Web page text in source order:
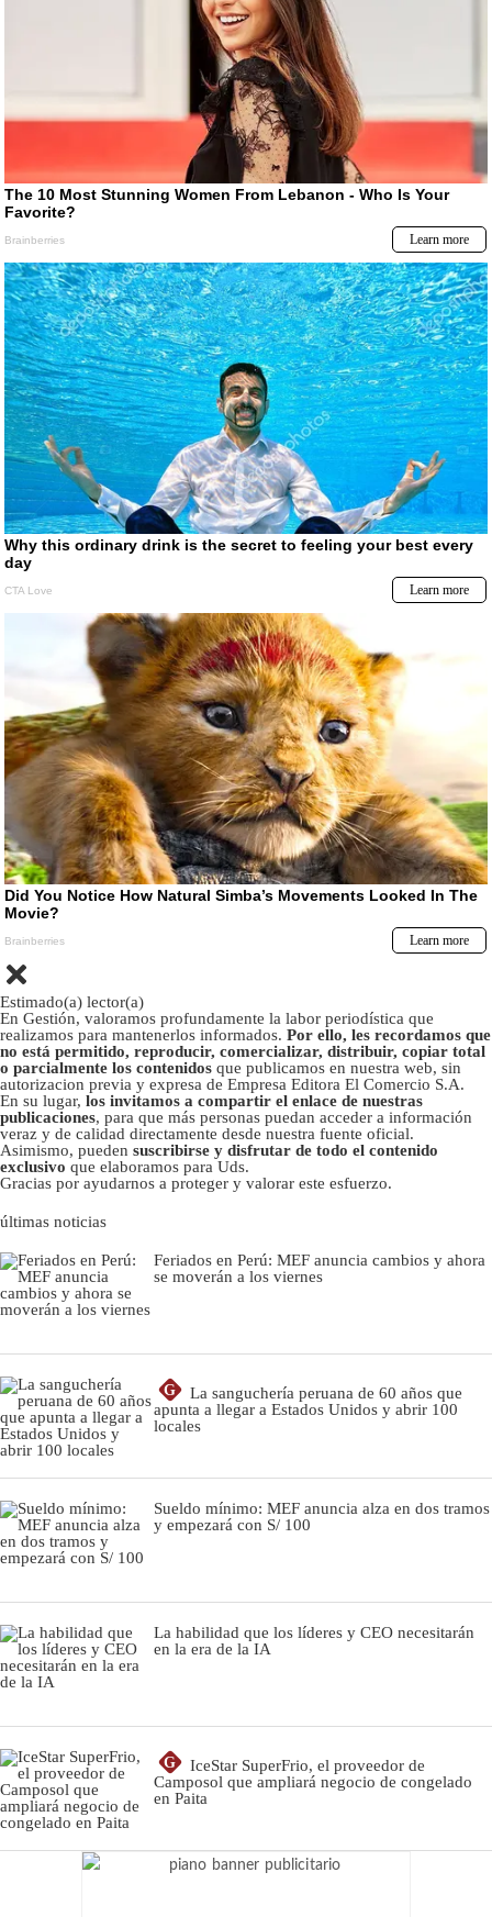
Estimado(a) lector(a)
En Gestión, valoramos profundamente la labor periodística que
realizamos para mantenerlos informados. Por ello, les recordamos que
no está permitido, reproducir, comercializar, distribuir, copiar total
o parcialmente los contenidos que publicamos en nuestra web, sin
autorizacion previa y expresa de Empresa Editora El Comercio S.A.
En su lugar, los invitamos a compartir el enlace de nuestras
publicaciones, para que más personas puedan acceder a información
veraz y de calidad directamente desde nuestra fuente oficial.
Asimismo, pueden suscribirse y disfrutar de todo el contenido
exclusivo que elaboramos para Uds.
Gracias por ayudarnos a proteger y valorar este esfuerzo.
últimas noticias
Feriados en Perú: MEF anuncia cambios y ahora
se moverán a los viernes
G
La sanguchería peruana de 60 años que
apunta a llegar a Estados Unidos y abrir 100
locales
Sueldo mínimo: MEF anuncia alza en dos tramos
y empezará con S/ 100
La habilidad que los líderes y CEO necesitarán
en la era de la IA
G
IceStar SuperFrio, el proveedor de
Camposol que ampliará negocio de congelado
en Paita